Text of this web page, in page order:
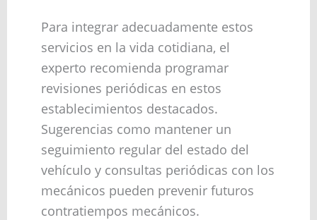
Para integrar adecuadamente estos
servicios en la vida cotidiana, el
experto recomienda programar
revisiones periódicas en estos
establecimientos destacados.
Sugerencias como mantener un
seguimiento regular del estado del
vehículo y consultas periódicas con los
mecánicos pueden prevenir futuros
contratiempos mecánicos.